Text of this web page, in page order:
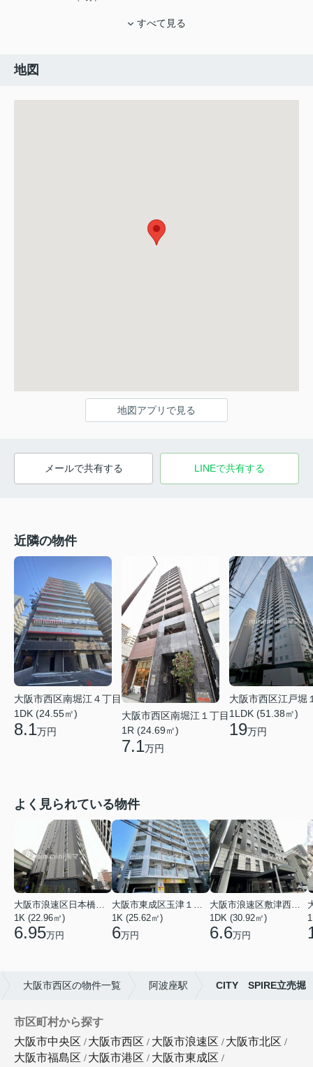
すべて見る
地図
地図アプリで見る
メールで共有する LINEで共有する
近隣の物件
大阪市西区南堀江４丁目
1DK (24.55㎡)
8.1万円
大阪市西区南堀江１丁目
1R (24.69㎡)
7.1万円
大阪市西区江戸堀
1LDK (51.38㎡)
19万円
よく見られている物件
大阪市浪速区日本橋東３丁目
1K (22.96㎡)
6.95万円
大阪市東成区玉津１丁目
1K (25.62㎡)
6万円
大阪市浪速区敷津西１丁目
1DK (30.92㎡)
6.6万円
大阪市西区の物件一覧 阿波座駅 CITY SPIRE立売堀
市区町村から探す
大阪市中央区
大阪市西区 大阪市浪速区
大阪市北区
大阪市福島区
大阪市港区
大阪市東成区